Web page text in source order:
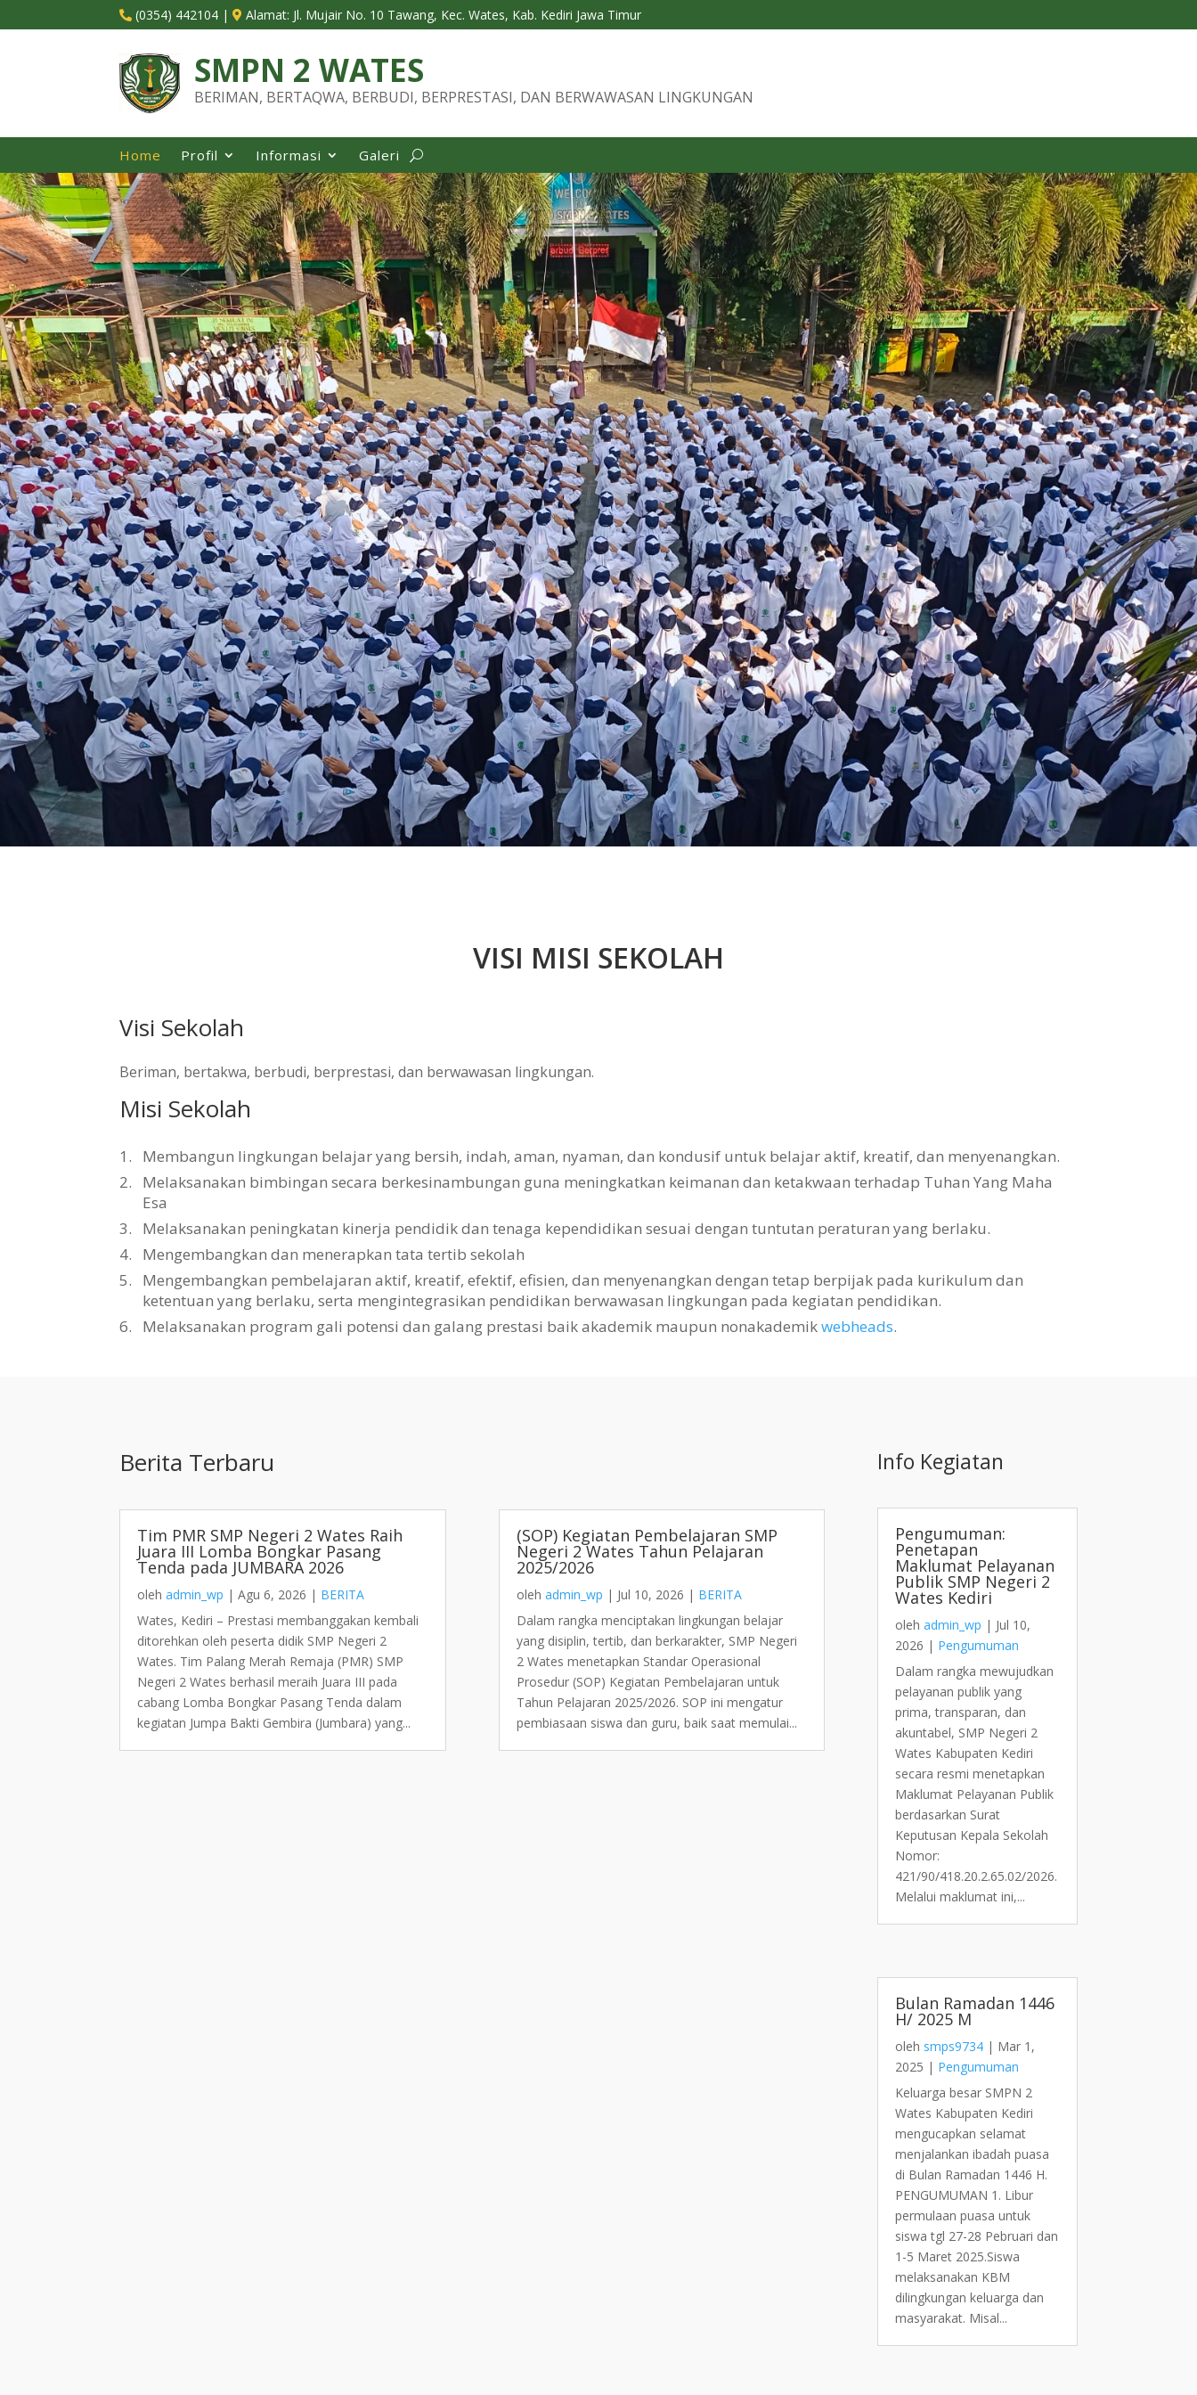
 (0354) 442104 | Alamat: Jl. Mujair No. 10 Tawang, Kec. Wates, Kab. Kediri Jawa Timur
SMPN 2 WATES
BERIMAN, BERTAQWA, BERBUDI, BERPRESTASI, DAN BERWAWASAN LINGKUNGAN
Home Profil Informasi Galeri
VISI MISI SEKOLAH
Visi Sekolah
Beriman, bertakwa, berbudi, berprestasi, dan berwawasan lingkungan.
Misi Sekolah
1.
Membangun lingkungan belajar yang bersih, indah, aman, nyaman, dan kondusif untuk belajar aktif, kreatif, dan menyenangkan.
2.
Melaksanakan bimbingan secara berkesinambungan guna meningkatkan keimanan dan ketakwaan terhadap Tuhan Yang Maha
Esa
3.
Melaksanakan peningkatan kinerja pendidik dan tenaga kependidikan sesuai dengan tuntutan peraturan yang berlaku.
4.
Mengembangkan dan menerapkan tata tertib sekolah
5.
Mengembangkan pembelajaran aktif, kreatif, efektif, efisien, dan menyenangkan dengan tetap berpijak pada kurikulum dan
ketentuan yang berlaku, serta mengintegrasikan pendidikan berwawasan lingkungan pada kegiatan pendidikan.
6.
Melaksanakan program gali potensi dan galang prestasi baik akademik maupun nonakademikwebheads.
Berita Terbaru
Tim PMR SMP Negeri 2 Wates Raih
Juara III Lomba Bongkar Pasang
Tenda pada JUMBARA 2026
olehadmin_wp |Agu 6, 2026 | BERITA
Wates, Kediri – Prestasi membanggakan kembali
ditorehkan oleh peserta didik SMP Negeri 2
Wates. Tim Palang Merah Remaja (PMR) SMP
Negeri 2 Wates berhasil meraih Juara III pada
cabang Lomba Bongkar Pasang Tenda dalam
kegiatan Jumpa Bakti Gembira (Jumbara) yang...
(SOP) Kegiatan Pembelajaran SMP
Negeri 2 Wates Tahun Pelajaran
2025/2026
oleh admin_wp | Jul 10, 2026 | BERITA
Dalam rangka menciptakan lingkungan belajar
yang disiplin, tertib, dan berkarakter, SMP Negeri
2 Wates menetapkan Standar Operasional
Prosedur (SOP) Kegiatan Pembelajaran untuk
Tahun Pelajaran 2025/2026. SOP ini mengatur
pembiasaan siswa dan guru, baik saat memulai...
Info Kegiatan
Pengumuman:
Penetapan
Maklumat Pelayanan
Publik SMP Negeri 2
Wates Kediri
olehadmin_wp | Jul 10,
2026 | Pengumuman
Dalam rangka mewujudkan
pelayanan publik yang
prima, transparan, dan
akuntabel, SMP Negeri 2
Wates Kabupaten Kediri
secara resmi menetapkan
Maklumat Pelayanan Publik
berdasarkan Surat
Keputusan Kepala Sekolah
Nomor:
421/90/418.20.2.65.02/2026.
Melalui maklumat ini,...
Bulan Ramadan 1446
H/ 2025 M
oleh smps9734 | Mar 1,
2025 | Pengumuman
Keluarga besar SMPN 2
Wates Kabupaten Kediri
mengucapkan selamat
menjalankan ibadah puasa
di Bulan Ramadan 1446 H.
PENGUMUMAN 1. Libur
permulaan puasa untuk
siswa tgl 27-28 Pebruari dan
1-5 Maret 2025.Siswa
melaksanakan KBM
dilingkungan keluarga dan
masyarakat. Misal...